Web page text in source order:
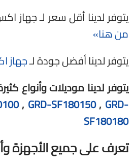
يتوفر لدينا أقل سعر لـ
من هنا»
يتوفر لدينا أفضل جودة لـجهاز
يتوفر لدينا موديلات
, GRD-SF180150, GRD-
SF180180
تعرف على جميع الأجهزة